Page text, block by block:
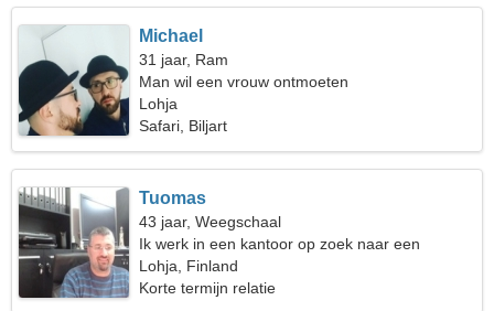
Michael
31 jaar, Ram
Man wil een vrouw ontmoeten
Lohja
Safari, Biljart
Tuomas
43 jaar, Weegschaal
Ik werk in een kantoor op zoek naar een
charmante vrouw
Lohja, Finland
Korte termijn relatie